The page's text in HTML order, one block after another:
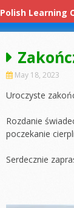
Polish Learning
May 18, 2023
Uroczyste
Rozdanie
poczekanie
Serdecznie